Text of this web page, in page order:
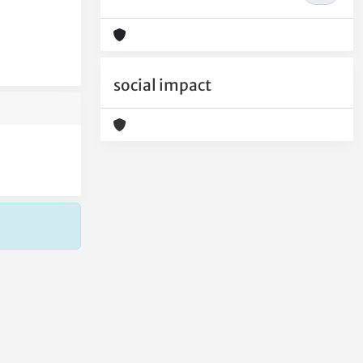
social impact